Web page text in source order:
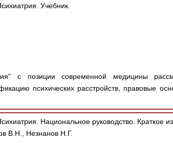
Учебник.
с позиции современной медицины
психических расстройств, правовые
Национальное руководство. Краткое
В.Н., Незнанов Н.Г.